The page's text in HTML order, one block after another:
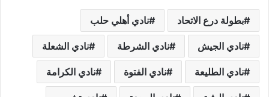
بطولة درع الاتحاد نادي أهلي حلب
نادي الجيش نادي الشرطة نادي الشعلة
نادي الطليعة نادي الفتوة نادي الكرامة